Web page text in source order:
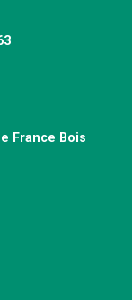
France Bois